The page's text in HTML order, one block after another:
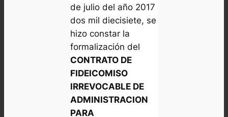
de julio del año 2017
dos mil diecisiete, se
hizo constar la
formalización del
CONTRATO DE
FIDEICOMISO
IRREVOCABLE DE
ADMINISTRACION
PARA